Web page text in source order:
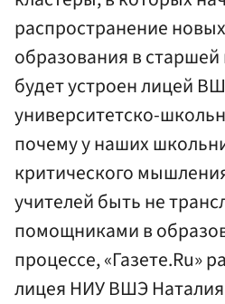
распространение
образования в
будет устроен лицей
университетско-
почему у наших
критического
учителей быть не
помощниками в
процессе, «Газете.Ru»
лицея НИУ ВШЭ